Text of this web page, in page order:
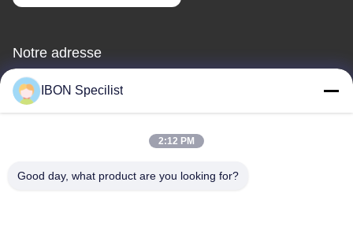
Notre adresse
Adresse
Le bâtiment 5, n° 212, rue Liaofu, ville de Liaobu, Dongguan,
86--13925852182
IBON Specilist
2:12 PM
Good day, what product are you looking for?